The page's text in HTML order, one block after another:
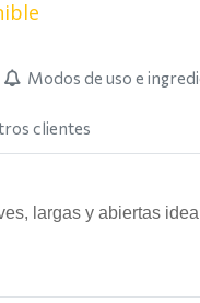
Modos de uso e
clientes
largas y abiertas